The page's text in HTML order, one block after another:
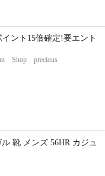
イント15倍確定!要エント
Shop precious
靴 メンズ 56HR カジュ